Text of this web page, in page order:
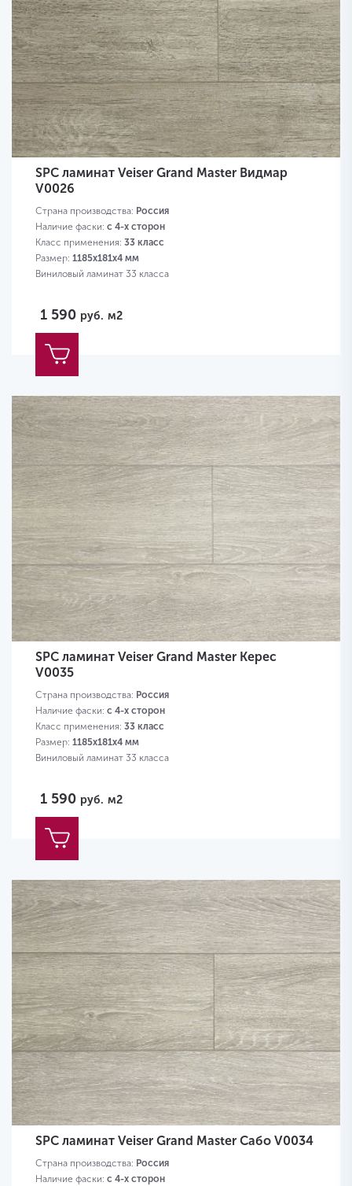
SPC ламинат Veiser Grand Master Видмар
V0026
Страна производства: Россия
Наличие фаски: с 4-х сторон
Класс применения: 33 класс
Размер: 1185х181х4 мм
Виниловый ламинат 33 класса
1 590 руб. м2
SPC ламинат Veiser Grand Master Керес
V0035
Страна производства: Россия
Наличие фаски: с 4-х сторон
Класс применения: 33 класс
Размер: 1185х181х4 мм
Виниловый ламинат 33 класса
1 590 руб. м2
SPC ламинат Veiser Grand Master Сабо V0034
Страна производства: Россия
Наличие фаски: с 4-х сторон